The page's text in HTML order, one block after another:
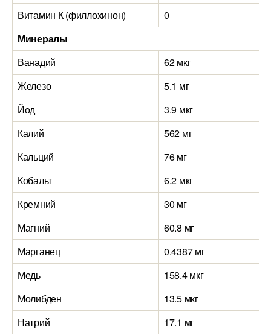
Витамин К (филлохинон)
0
Минералы
Ванадий
62 мкг
Железо
5.1 мг
Йод
3.9 мкг
Калий
562 мг
Кальций
76 мг
Кобальт
6.2 мкг
Кремний
30 мг
Магний
60.8 мг
Марганец
0.4387 мг
Медь
158.4 мкг
Молибден
13.5 мкг
Натрий
17.1 мг